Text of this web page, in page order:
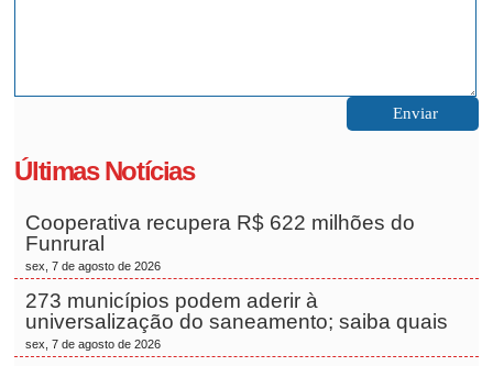
Últimas Notícias
Cooperativa recupera R$ 622 milhões do
Funrural
sex, 7 de agosto de 2026
273 municípios podem aderir à
universalização do saneamento; saiba quais
sex, 7 de agosto de 2026